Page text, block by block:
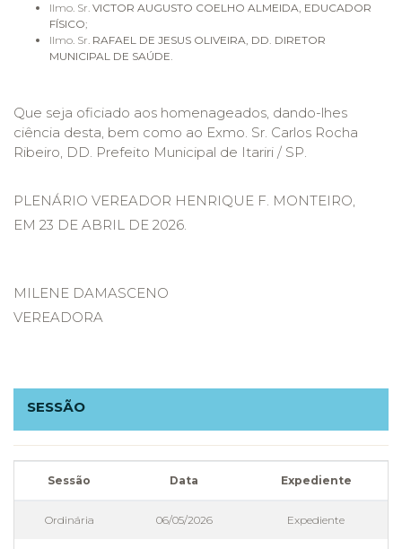
Ilmo. Sr. VICTOR AUGUSTO COELHO ALMEIDA, EDUCADOR
FÍSICO;
Ilmo. Sr. RAFAEL DE JESUS OLIVEIRA, DD. DIRETOR
MUNICIPAL DE SAÚDE.
Que seja oficiado aos homenageados, dando-lhes
ciência desta, bem como ao Exmo. Sr. Carlos Rocha
Ribeiro, DD. Prefeito Municipal de Itariri / SP.
PLENÁRIO VEREADOR HENRIQUE F. MONTEIRO,
EM 23 DE ABRIL DE 2026.
MILENE DAMASCENO
VEREADORA
SESSÃO
Sessão Data Expediente
Ordinária 06/05/2026 Expediente